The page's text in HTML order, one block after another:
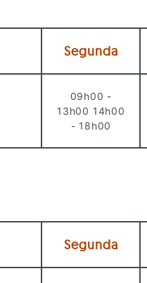
Segunda
09h00 -
13h00 14h00
- 18h00
Segunda